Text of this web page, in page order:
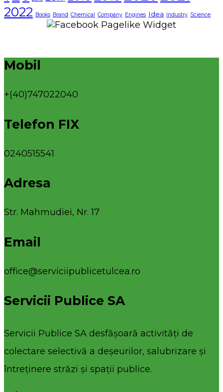
2022 Books Brand Chemical Company Engines Idea Industry Science
Mobil
+(40)747022040
Telefon FIX
0240515541
Adresa
Str. Mahmudiei, Nr. 17
Email
office@serviciipublicetulcea.ro
Servicii Publice SA
Servicii Publice SA desfășoară activități de
colectare selectivă a deșeurilor, salubrizare și
întreținere străzi și spații publice.